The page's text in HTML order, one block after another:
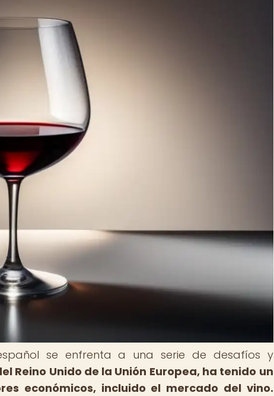
se enfrenta a una serie de desafíos y
Reino Unido de la Unión Europea, ha tenido un
económicos, incluido el mercado del vino.